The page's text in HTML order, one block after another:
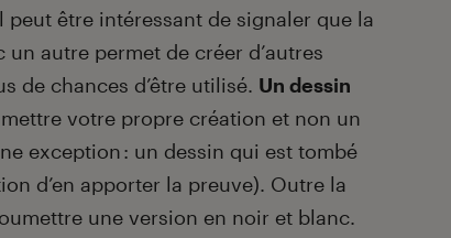
être intéressant de signaler que la
autre permet de créer d’autres
de chances d’être utilisé. Un dessin
votre propre création et non un
exception : un dessin qui est tombé
d’en apporter la preuve). Outre la
une version en noir et blanc.